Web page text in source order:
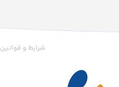
شرایط و قوانین